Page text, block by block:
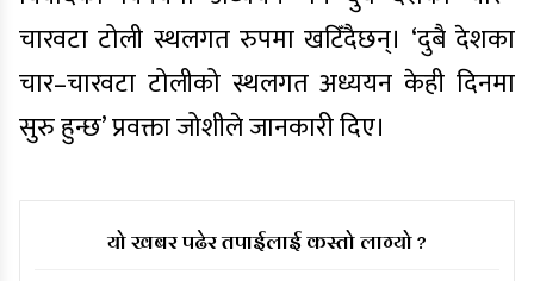
चारवटा टोली स्थलगत रुपमा खटिँदैछन्। ‘दुबै देशका
चार–चारवटा टोलीको स्थलगत अध्ययन केही दिनमा
सुरु हुन्छ’ प्रवक्ता जोशीले जानकारी दिए।
यो खबर पढेर तपाईलाई कस्तो लाग्यो ?